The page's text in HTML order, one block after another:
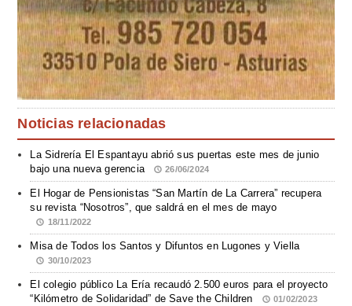
Noticias relacionadas
La Sidrería El Espantayu abrió sus puertas este mes de junio
bajo una nueva gerencia
26/06/2024
El Hogar de Pensionistas “San Martín de La Carrera” recupera
su revista “Nosotros”, que saldrá en el mes de mayo
18/11/2022
Misa de Todos los Santos y Difuntos en Lugones y Viella
30/10/2023
El colegio público La Ería recaudó 2.500 euros para el proyecto
“Kilómetro de Solidaridad” de Save the Children
01/02/2023